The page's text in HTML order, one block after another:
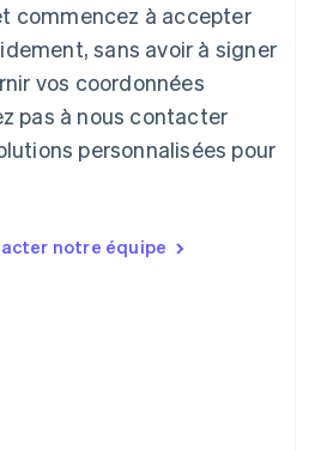
commencez à accepter
sans avoir à signer
vos coordonnées
pas à nous contacter
personnalisées pour
notre équipe